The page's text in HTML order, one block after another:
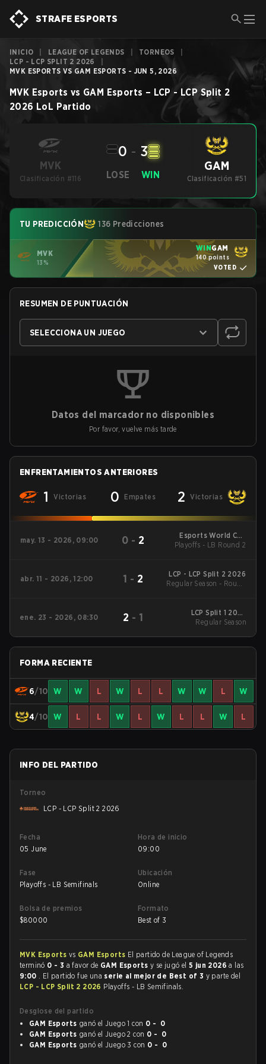
STRAFE ESPORTS
INICIO LEAGUE OF LEGENDS TORNEOS
LCP - LCP SPLIT 2 2026
MVK ESPORTS VS GAM ESPORTS - JUN 5, 2026
MVK Esports vs GAM Esports – LCP - LCP Split 2
2026 LoL Partido
MVK
Clasificación #116 LOSE
0 - 3
WIN
GAM
Clasificación #51
TU PREDICCIÓN 136 Predicciones
MVK
13%
WINGAM
140 points
VOTED
RESUMEN DE PUNTUACIÓN
SELECCIONA UN JUEGO
Datos del marcador no disponibles
Por favor, vuelve más tarde
ENFRENTAMIENTOS ANTERIORES
1 Victorias 0 Empates 2 Victorias
may. 13 - 2026, 09:00 0 - 2
Esports World Cup
Asia-Pacific Qualifier
Playoffs - LB Round 2
abr. 11 - 2026, 12:00 1 - 2
LCP - LCP Split 2 2026
Regular Season - Round
ene. 23 - 2026, 08:30 2 - 1
LCP Split 1 2026
Regular Season
Regular Season
FORMA RECIENTE
6/10 W W L W L L W W L W
4/10 W L L W L W L L W L
INFO DEL PARTIDO
Torneo
LCP - LCP Split 2 2026
Fecha
05 June
Hora de inicio
09:00
Fase
Playoffs - LB Semifinals
Ubicación
Online
Bolsa de premios
$80000
Formato
Best of 3
MVK Esports vs GAM Esports El partido de League of Legends
terminó 0 - 3 a favor de GAM Esports y se jugó el5 jun 2026a las
9:00 . El partido fue una serie al mejor de Best of 3 y parte del
LCP - LCP Split 2 2026 Playoffs - LB Semifinals.
Desglose del partido
GAM Esports ganó el Juego 1 con 0 - 0
GAM Esports ganó el Juego 2 con 0 - 0
GAM Esports ganó el Juego 3 con 0 - 0